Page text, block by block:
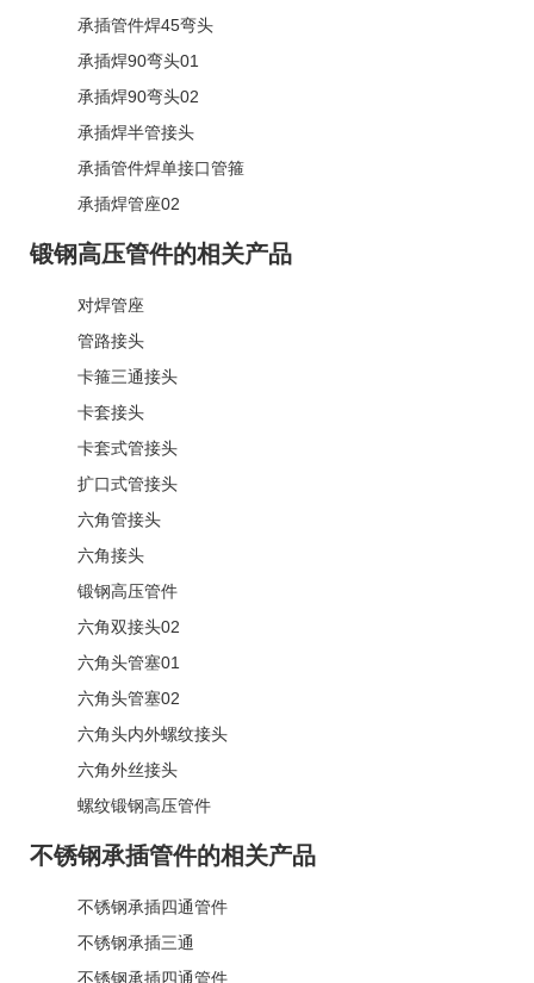
承插管件焊45弯头
承插焊90弯头01
承插焊90弯头02
承插焊半管接头
承插管件焊单接口管箍
承插焊管座02
锻钢高压管件的相关产品
对焊管座
管路接头
卡箍三通接头
卡套接头
卡套式管接头
扩口式管接头
六角管接头
六角接头
锻钢高压管件
六角双接头02
六角头管塞01
六角头管塞02
六角头内外螺纹接头
六角外丝接头
螺纹锻钢高压管件
不锈钢承插管件的相关产品
不锈钢承插四通管件
不锈钢承插三通
不锈钢承插四通管件